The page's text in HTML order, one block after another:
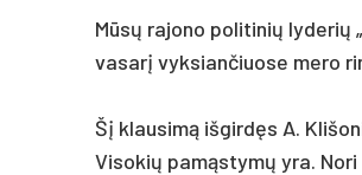
Mūsų ra­jo­no po­li­ti­nių
va­sarį vyk­sian­čiuo­se me­ro
Šį klau­simą iš­girdęs A.
Vi­so­kių pamąs­tymų yra.